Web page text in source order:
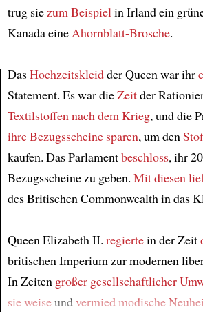
Article
trug sie zum Beispiel in Irland ein
Kanada eine Ahornblatt-Brosche.
DasHochzeitskleidder Queen war ihr
Statement. Es war dieZeitder
Textilstoffen nach dem Krieg, und die
ihre Bezugsscheine sparen, um den
kaufen. Das Parlamentbeschloss, ihr
Bezugsscheine zu geben. Mit diesen
des Britischen Commonwealth in das
Queen Elizabeth II. regiertein der Zeit
britischen Imperium zur modernen
In Zeiten großer gesellschaftlicher
sie weiseundvermied modische